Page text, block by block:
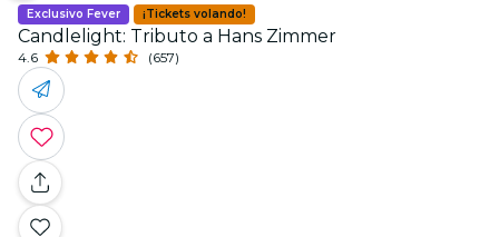
Exclusivo Fever ¡Tickets volando!
Candlelight: Tributo a Hans Zimmer
4.6 (657)